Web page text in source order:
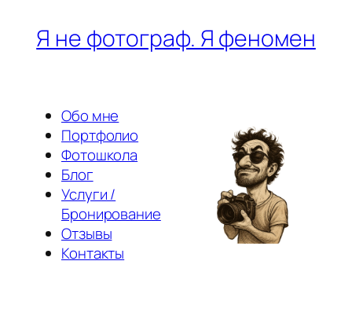
ПерейтиЯ не фотограф. Я феномен
Обо мне
Портфолио
Фотошкола
Блог
Услуги /
Бронирование
Отзывы
Контакты